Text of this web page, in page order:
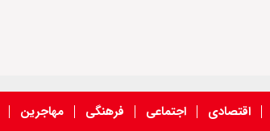
اقتصادی اجتماعی فرهنگی مهاجرین